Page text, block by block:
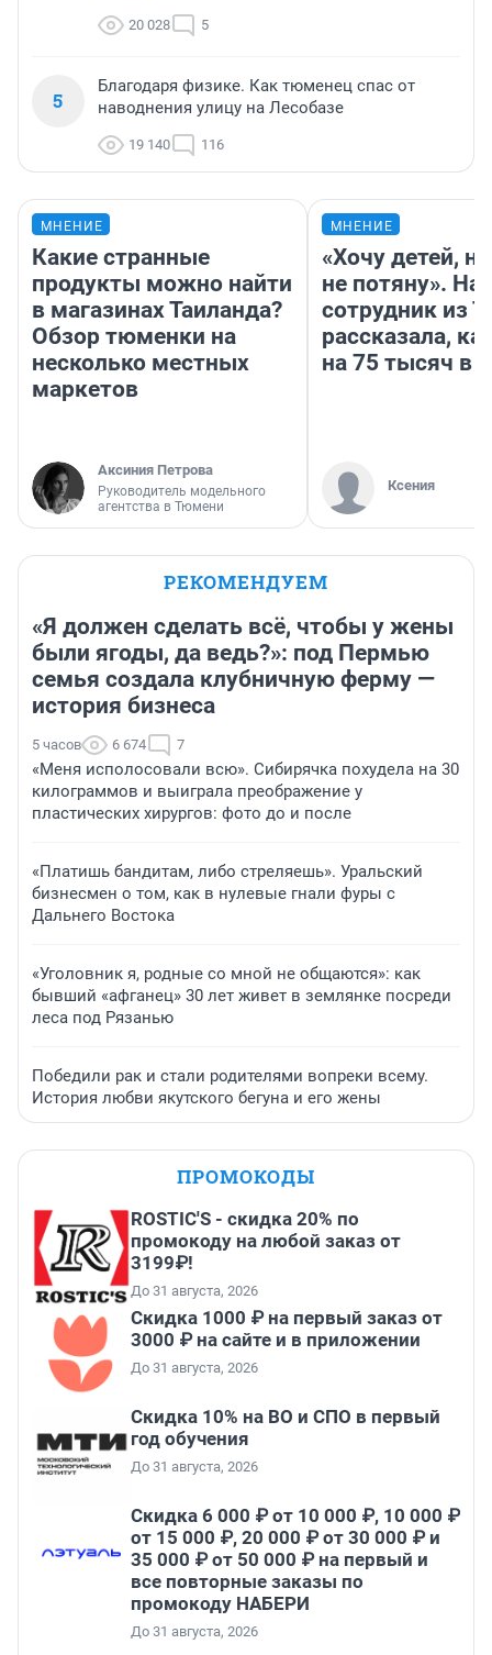
20 028 5
5
Благодаря физике. Как тюменец спас от
наводнения улицу на Лесобазе
19 140 116
МНЕНИЕ
Какие странные
продукты можно найти
в магазинах Таиланда?
Обзор тюменки на
несколько местных
маркетов
Аксиния Петрова
Руководитель модельного
агентства в Тюмени
МНЕНИЕ
«Хочу детей,
не потяну».
сотрудник из
рассказала,
на 75 тысяч в
Ксения
РЕКОМЕНДУЕМ
«Я должен сделать всё, чтобы у жены
были ягоды, да ведь?»: под Пермью
семья создала клубничную ферму —
история бизнеса
5 часов 6 674 7
«Меня исполосовали всю». Сибирячка похудела на 30
килограммов и выиграла преображение у
пластических хирургов: фото до и после
«Платишь бандитам, либо стреляешь». Уральский
бизнесмен о том, как в нулевые гнали фуры с
Дальнего Востока
«Уголовник я, родные со мной не общаются»: как
бывший «афганец» 30 лет живет в землянке посреди
леса под Рязанью
Победили рак и стали родителями вопреки всему.
История любви якутского бегуна и его жены
ПРОМОКОДЫ
ROSTIC'S - скидка 20% по
промокоду на любой заказ от
3199₽!
До 31 августа, 2026
Скидка 1000 ₽ на первый заказ от
3000 ₽ на сайте и в приложении
До 31 августа, 2026
Скидка 10% на ВО и СПО в первый
год обучения
До 31 августа, 2026
Скидка 6 000 ₽ от 10 000 ₽, 10 000 ₽
от 15 000 ₽, 20 000 ₽ от 30 000 ₽ и
35 000 ₽ от 50 000 ₽ на первый и
все повторные заказы по
промокоду НАБЕРИ
До 31 августа, 2026